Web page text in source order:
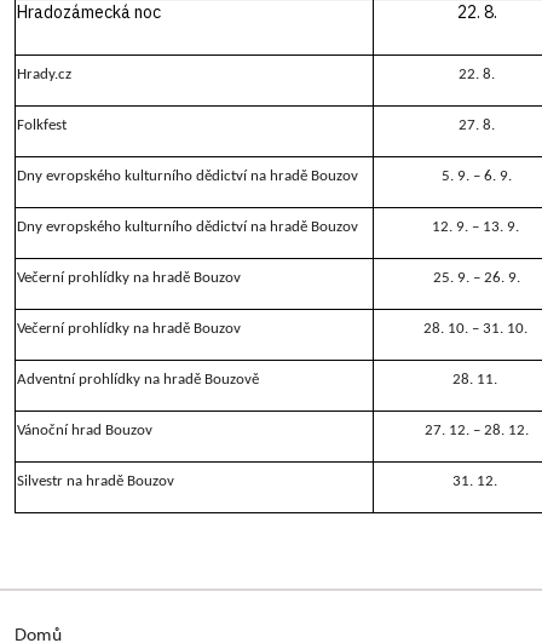
Hradozámecká noc 22. 8.
Hrady.cz 22. 8.
Folkfest 27. 8.
Dny evropského kulturního dědictví na hradě Bouzov 5. 9. – 6. 9.
Dny evropského kulturního dědictví na hradě Bouzov 12. 9. – 13. 9.
Večerní prohlídky na hradě Bouzov 25. 9. – 26. 9.
Večerní prohlídky na hradě Bouzov 28. 10. – 31. 10.
Adventní prohlídky na hradě Bouzově 28. 11.
Vánoční hrad Bouzov 27. 12. – 28. 12.
Silvestr na hradě Bouzov 31. 12.
Domů